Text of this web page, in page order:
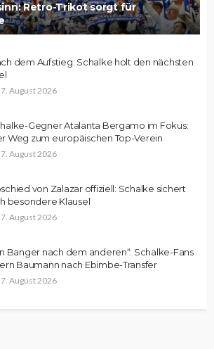
Retro-Trikot sorgt für
dem Aufstieg: Schalke holt den nächsten
7. August 2026
Gegner Atalanta Bergamo im Fokus:
Weg zum europäischen Top-Verein
7. August 2026
von Zalazar offiziell: Schalke sichert
besondere Klausel
7. August 2026
Banger nach dem anderen“: Schalke-Fans
Baumann nach Ebimbe-Transfer
7. August 2026